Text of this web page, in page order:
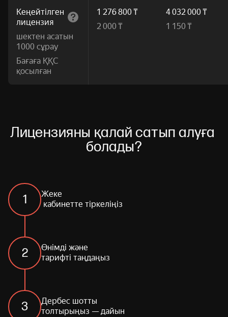
Кеңейтілген
лицензия
шектен асатын
1000 сұрау
Бағаға ҚҚС
қосылған
1 276 800 ₸
2 000 ₸
4 032 000 ₸
1 150 ₸
Лицензияны қалай сатып алуға
болады?
1
Жеке
кабинетте тіркеліңіз
2
Өнімді және
тарифті таңдаңыз
3
Дербес шотты
толтырыңыз — дайын